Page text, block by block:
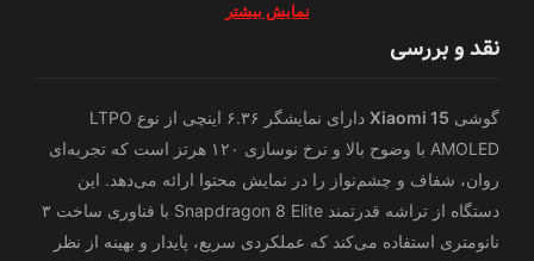
نمایش بیشتر
نقد و بررسی
گوشی Xiaomi 15
دارای نمایشگر ۶.۳۶ اینچی از نوع LTPO
AMOLED با وضوح بالا و نرخ نوسازی ۱۲۰ هرتز است که تجربه‌ای
روان، شفاف و چشم‌نواز را در نمایش محتوا ارائه می‌دهد. این
دستگاه از تراشه قدرتمند Snapdragon 8 Elite با فناوری ساخت ۳
نانومتری استفاده می‌کند که عملکردی سریع، پایدار و بهینه از نظر